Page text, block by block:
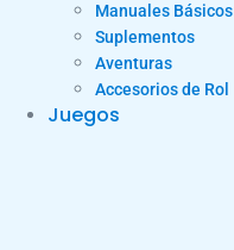
Manuales Básicos
Suplementos
Aventuras
Accesorios de Rol
Juegos